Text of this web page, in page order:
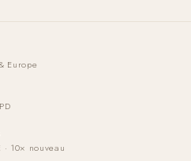
Europe
· 10× nouveau